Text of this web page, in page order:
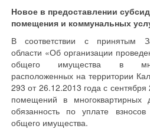
Новое в предоставлении
помещения и коммунальных
В соответствии с принятым
области «Об организации
общего имущества в
расположенных на территории
293 от 26.12.2013 года с сентября
помещений в многоквартирных
обязанность по уплате
общего имущества.